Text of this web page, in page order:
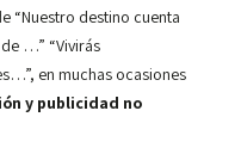
“Nuestro destino cuenta
…” “Vivirás
en muchas ocasiones
y publicidad no